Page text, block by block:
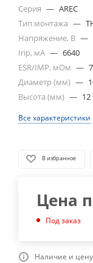
Серия — AREC
Тип монтажа —
Напряжение, В —
Irip, мА — 6640
ESR/IMP, мОм — 7
Диаметр (мм) —
Высота (мм) — 12
Все характеристики
В избранное
Цена
Под заказ
Наличие и